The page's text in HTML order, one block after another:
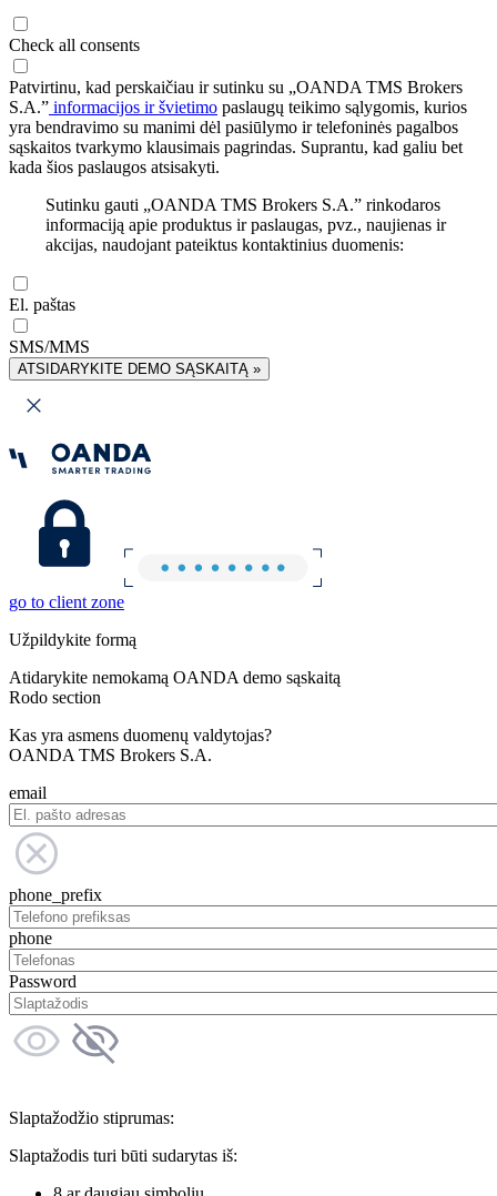
Check all consents
Patvirtinu, kad perskaičiau ir sutinku su „OANDA TMS Brokers
S.A.” informacijos ir švietimo paslaugų teikimo sąlygomis, kurios
yra bendravimo su manimi dėl pasiūlymo ir telefoninės pagalbos
sąskaitos tvarkymo klausimais pagrindas. Suprantu, kad galiu bet
kada šios paslaugos atsisakyti.
Sutinku gauti „OANDA TMS Brokers S.A.” rinkodaros
informaciją apie produktus ir paslaugas, pvz., naujienas ir
akcijas, naudojant pateiktus kontaktinius duomenis:
El. paštas
SMS/MMS
ATSIDARYKITE DEMO SĄSKAITĄ »
go to client zone
Užpildykite formą
Atidarykite nemokamą OANDA demo sąskaitą
Rodo section
Kas yra asmens duomenų valdytojas?
OANDA TMS Brokers S.A.
email
phone_prefix
phone
Password
Slaptažodžio stiprumas:
Slaptažodis turi būti sudarytas iš: